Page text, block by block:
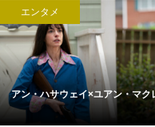
エンタメ
アン・ハサウェイ×ユアン・マク